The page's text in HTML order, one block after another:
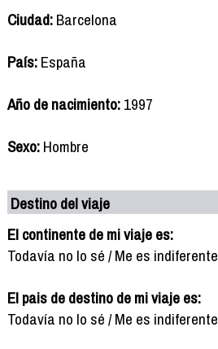
Ciudad:Barcelona
País:España
Año de nacimiento:1997
Sexo:Hombre
Destino del viaje
El continente de mi viaje es:
Todavía no lo sé / Me es indiferente
El pais de destino de mi viaje es:
Todavía no lo sé / Me es indiferente